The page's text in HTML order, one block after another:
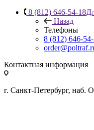
8 (812) 646-54-18
Назад
Телефоны
8 (812) 646-
Контактная информация
г. Санкт-Петербург, наб.